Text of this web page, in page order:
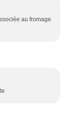
au fromage